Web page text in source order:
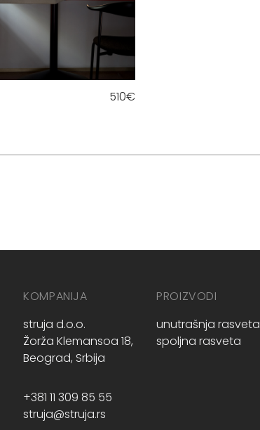
510€
KOMPANIJA
struja d.o.o.
Žorža Klemansoa 18,
Beograd, Srbija
+381 11 309 85 55
struja@struja.rs
PROIZVODI
unutrašnja rasveta
spoljna rasveta